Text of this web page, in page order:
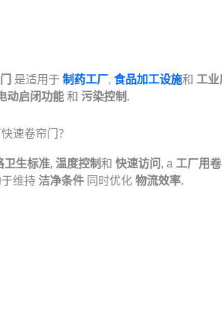
是适用于 制药工厂, 食品加工设施和 工业
动启闭功能 和 污染控制 .
速卷帘门？
卫生标准, 温度控制和 快速访问 , a 工厂用卷
维持 洁净条件 同时优化 物流效率.